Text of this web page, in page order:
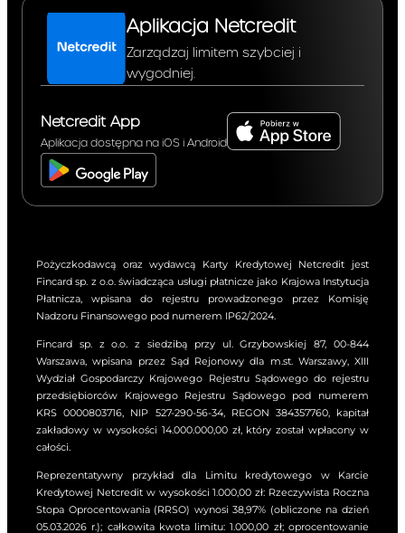
Aplikacja Netcredit
Zarządzaj limitem szybciej i
wygodniej.
Netcredit App
Aplikacja dostępna na iOS i Android
Pożyczkodawcą oraz wydawcą Karty Kredytowej Netcredit jest
Fincard sp. z o.o. świadcząca usługi płatnicze jako Krajowa Instytucja
Płatnicza, wpisana do rejestru prowadzonego przez Komisję
Nadzoru Finansowego pod numerem IP62/2024.
Fincard sp. z o.o. z siedzibą przy ul. Grzybowskiej 87, 00-844
Warszawa, wpisana przez Sąd Rejonowy dla m.st. Warszawy, XIII
Wydział Gospodarczy Krajowego Rejestru Sądowego do rejestru
przedsiębiorców Krajowego Rejestru Sądowego pod numerem
KRS 0000803716, NIP 527-290-56-34, REGON 384357760, kapitał
zakładowy w wysokości 14.000.000,00 zł, który został wpłacony w
całości.
Reprezentatywny przykład dla Limitu kredytowego w Karcie
Kredytowej Netcredit w wysokości 1.000,00 zł: Rzeczywista Roczna
Stopa Oprocentowania (RRSO) wynosi 38,97% (obliczone na dzień
05.03.2026 r.); całkowita kwota limitu: 1.000,00 zł; oprocentowanie